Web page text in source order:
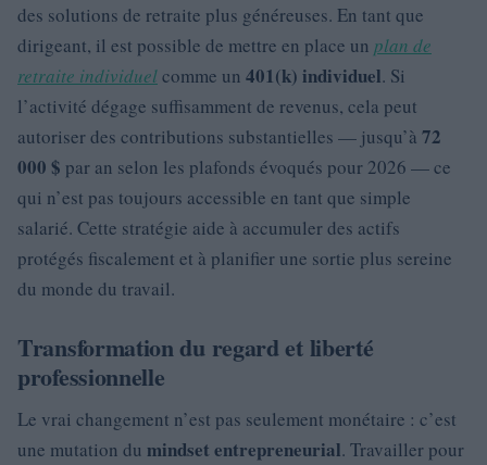
des solutions de retraite plus généreuses. En tant que
dirigeant, il est possible de mettre en place un plan de
retraite individuelcomme un 401(k) individuel. Si
l’activité dégage suffisamment de revenus, cela peut
autoriser des contributions substantielles — jusqu’à 72
000 $ par an selon les plafonds évoqués pour 2026 — ce
qui n’est pas toujours accessible en tant que simple
salarié. Cette stratégie aide à accumuler des actifs
protégés fiscalement et à planifier une sortie plus sereine
du monde du travail.
Transformation du regard et liberté
professionnelle
Le vrai changement n’est pas seulement monétaire : c’est
une mutation du mindset entrepreneurial. Travailler pour